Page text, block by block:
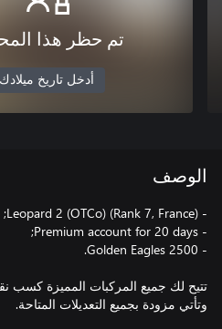
تم حظر هذا
أدخل تاريخ ميلادك
الوصف
تتيح لك جميع المركبات المميزة كسب